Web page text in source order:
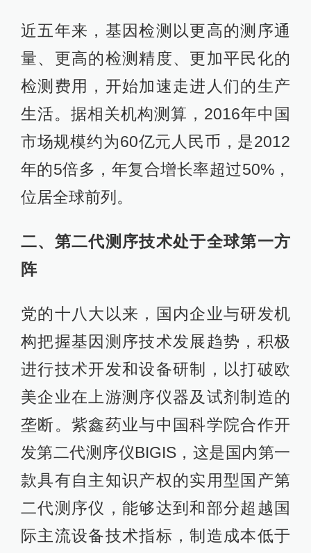
近五年来，基因检测以更高的测序通
量、更高的检测精度、更加平民化的
检测费用，开始加速走进人们的生产
生活。据相关机构测算，2016年中国
市场规模约为60亿元人民币，是2012
年的5倍多，年复合增长率超过50%，
位居全球前列。
二、第二代测序技术处于全球第一方
阵
党的十八大以来，国内企业与研发机
构把握基因测序技术发展趋势，积极
进行技术开发和设备研制，以打破欧
美企业在上游测序仪器及试剂制造的
垄断。紫鑫药业与中国科学院合作开
发第二代测序仪BIGIS，这是国内第一
款具有自主知识产权的实用型国产第
二代测序仪，能够达到和部分超越国
际主流设备技术指标，制造成本低于